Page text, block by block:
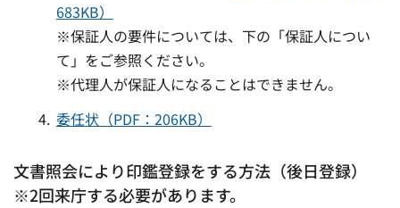
683KB）
※保証人の要件については、下の「保証人につい
て」をご参照ください。
※代理人が保証人になることはできません。
委任状（PDF：206KB）
文書照会により印鑑登録をする方法（後日登録）
※2回来庁する必要があります。